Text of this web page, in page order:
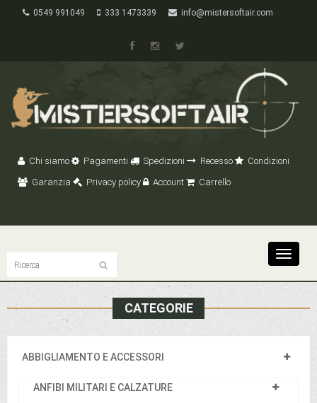
0549 991049 333 1473339 info@mistersoftair.com
Chi siamo Pagamenti Spedizioni Recesso
Condizioni
Garanzia
Privacy policy Account Carrello
Toggle
CATEGORIE
ABBIGLIAMENTO E ACCESSORI
ANFIBI MILITARI E CALZATURE